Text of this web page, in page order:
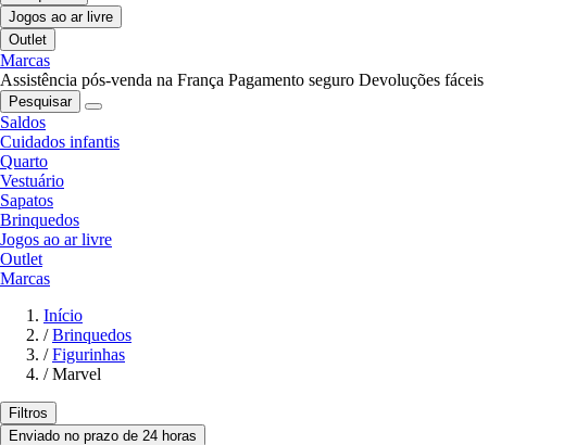
Jogos ao ar livre
Outlet
Marcas
Assistência pós-venda na França Pagamento seguro Devoluções fáceis
Pesquisar
Saldos
Cuidados infantis
Quarto
Vestuário
Sapatos
Brinquedos
Jogos ao ar livre
Outlet
Marcas
Início
/ Brinquedos
/ Figurinhas
/ Marvel
Filtros
Enviado no prazo de 24 horas